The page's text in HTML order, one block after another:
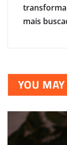
transforma
mais
YOU